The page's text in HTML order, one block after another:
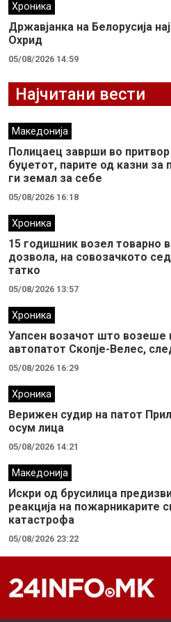
Хроника
Државјанка на Белорусија
Охрид
05/08/2026 14:59
Најчитани вести
Македонија
Полицаец заврши во
буџетот, парите од казни
ги земал за себе
05/08/2026 16:18
Хроника
15 годишник возел товарно
дозвола, на совозачкото
татко
05/08/2026 13:57
Хроника
Уапсен возачот што возеше
автопатот Скопје-Велес,
05/08/2026 16:29
Хроника
Верижен судир на патот
осум лица
05/08/2026 14:21
Македонија
Искри од брусилица
реакција на пожарникарите
катастрофа
05/08/2026 23:22